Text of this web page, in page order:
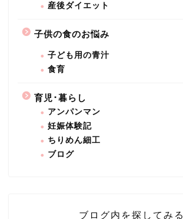
産後ダイエット
子供の食のお悩み
子ども用の青汁
食育
育児･暮らし
アンパンマン
妊娠体験記
ちりめん細工
ブログ
ブログ内を探してみる